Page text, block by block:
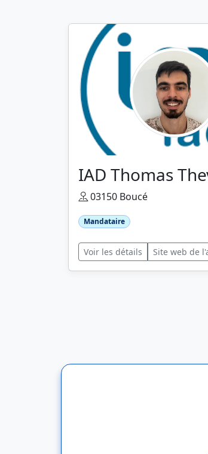
IAD Thomas
03150 Boucé
Mandataire
Voir les détails Site web de